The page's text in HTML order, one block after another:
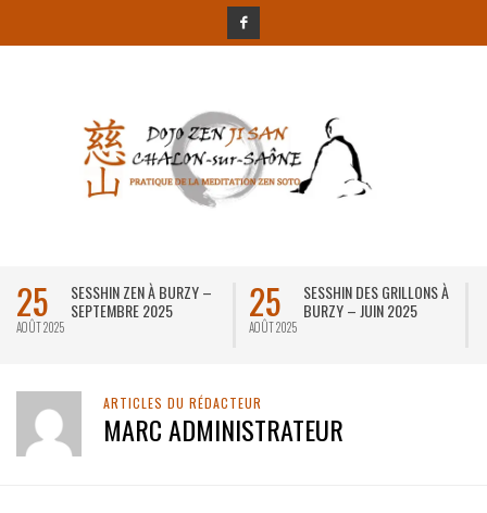
25
AOÛT 2025
SESSHIN ZEN À BURZY –
SEPTEMBRE 2025
25
AOÛT 2025
SESSHIN DES GRILLONS À
BURZY – JUIN 2025
ARTICLES DU RÉDACTEUR
MARC ADMINISTRATEUR